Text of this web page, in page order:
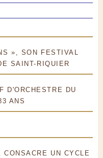
», SON FESTIVAL
SAINT-RIQUIER
D'ORCHESTRE DU
ANS
UN CYCLE